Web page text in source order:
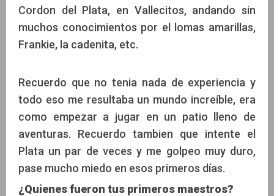
Cordon del Plata, en Vallecitos, andando sin
muchos conocimientos por el lomas amarillas,
Frankie, la cadenita, etc.
Recuerdo que no tenia nada de experiencia y
todo eso me resultaba un mundo increíble, era
como empezar a jugar en un patio lleno de
aventuras. Recuerdo tambien que intente el
Plata un par de veces y me golpeo muy duro,
pase mucho miedo en esos primeros días.
¿Quienes fueron tus primeros maestros?